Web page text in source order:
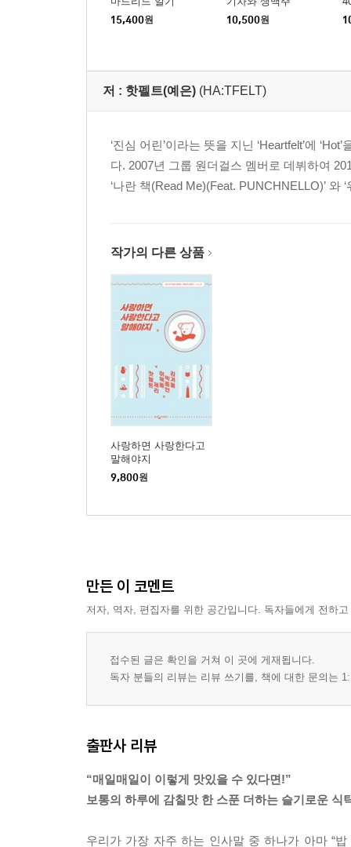
15,400원 10,500원
저 : 핫펠트(예은) (HA:TFELT)
‘진심 어린’이라는 뜻을 지닌 ‘Heartfelt’에
다. 2007년 그룹 원더걸스 멤버로 데뷔하여
‘나란 책(Read Me)(Feat. PUNCHNELLO)’ 와
작가의 다른 상품
사랑하면 사랑한다고
말해야지
9,800원
만든 이 코멘트
저자, 역자, 편집자를 위한 공간입니다. 독자들에게 전하
접수된 글은 확인을 거쳐 이 곳에 게재됩니다.
독자 분들의 리뷰는 리뷰 쓰기를, 책에 대한 문의는
출판사 리뷰
“매일매일이 이렇게 맛있을 수 있다면!”
보통의 하루에 감칠맛 한 스푼 더하는 슬기로운 식
우리가 가장 자주 하는 인사말 중 하나가 아마 “